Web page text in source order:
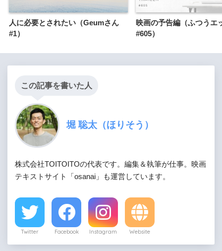
人に必要とされたい（Geumさん
#1）
映画の予告編（ふつうエ
#605）
この記事を書いた人
堀 聡太（ほりそう）
株式会社TOITOITOの代表です。編集＆執筆が仕事。映画
テキストサイト「osanai」も運営しています。
Twitter Facebook Instagram Website